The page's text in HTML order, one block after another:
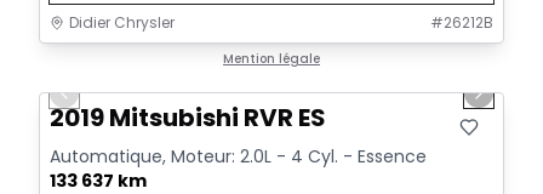
Didier Chrysler #26212B
Mention légale
Vidéo disponible
Previous slide Next
2019 Mitsubishi RVR ES
Automatique, Moteur: 2.0L - 4 Cyl. - Essence
133 637 km